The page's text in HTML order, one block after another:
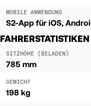
MOBILE ANWENDUNG
S2-App für iOS,
SITZHÖHE (BELADEN)
785 mm
GEWICHT
198 kg